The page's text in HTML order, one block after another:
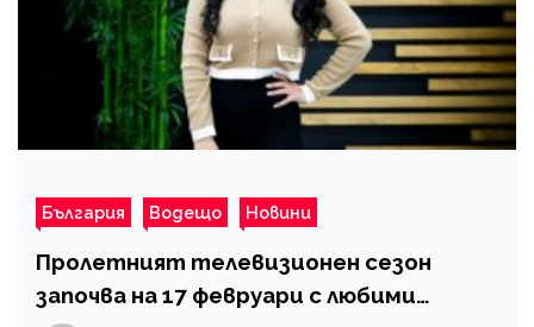
България Водещо Новини
Пролетният телевизионен сезон
започва на 17 февруари с любими